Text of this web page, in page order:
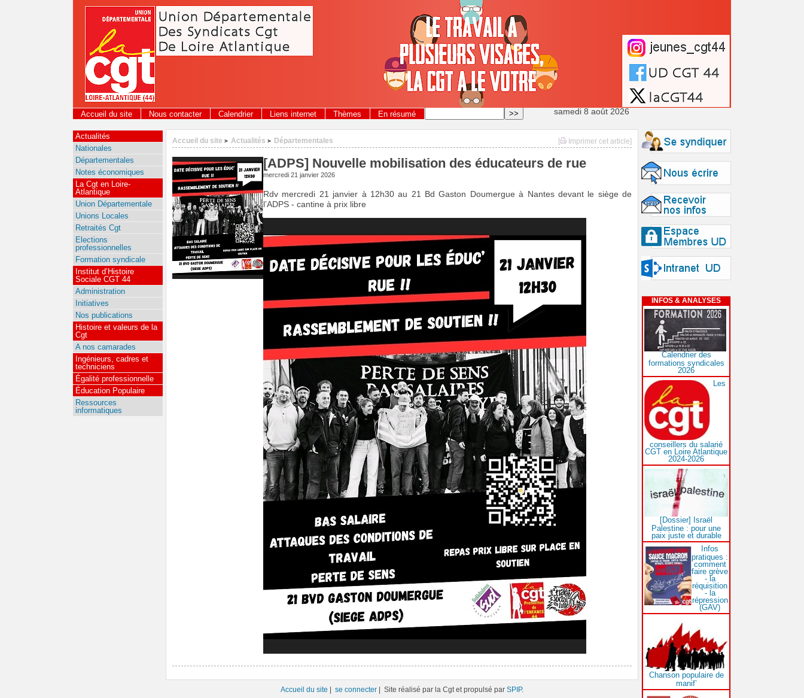
Panneau de gestion des cookies
Accueil du site Nous contacter Calendrier Liens internet Thèmes En résumé samedi 8 août 2026
[ Imprimer cet article]
Accueil du site > Actualités > Départementales
[ADPS] Nouvelle mobilisation des éducateurs de rue
mercredi 21 janvier 2026
Rdv mercredi 21 janvier à 12h30 au 21 Bd Gaston Doumergue à Nantes devant le siège de
l’ADPS - cantine à prix libre
INFOS & ANALYSES
Calendrier des
formations syndicales
2026
Les
conseillers du salarié
CGT en Loire Atlantique
2024-2026
[Dossier] Israël
Palestine : pour une
paix juste et durable
Infos
pratiques :
comment
faire grève
- la
réquisition
- la
répression
(GAV)
Chanson populaire de
manif’
Actualités
Nationales
Départementales
Notes économiques
La Cgt en Loire-
Atlantique
Union Départementale
Unions Locales
Retraités Cgt
Elections
professionnelles
Formation syndicale
Institut d’Histoire
Sociale CGT 44
Administration
Initiatives
Nos publications
Histoire et valeurs de la
Cgt
A nos camarades
Ingénieurs, cadres et
techniciens
Égalité professionnelle
Éducation Populaire
Ressources
informatiques
Accueil du site se connecter | Site réalisé par la Cgt et propulsé par SPIP.